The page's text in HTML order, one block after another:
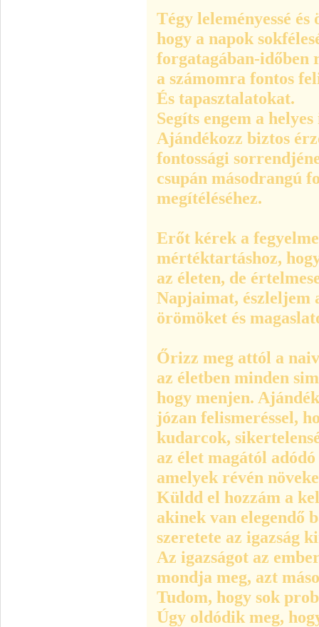
Tégy leleményessé és
hogy a napok
forgatagában-időben
a számomra fontos
És tapasztalatokat.
Segíts engem a
Ajándékozz biztos
fontossági
csupán másodrangú
megítéléséhez.
Erőt kérek a
mértéktartáshoz,
az életen, de
Napjaimat, észleljem
örömöket és
Őrizz meg attól a
az életben minden
hogy menjen.
józan felismeréssel,
kudarcok,
az élet magától
amelyek révén
Küldd el hozzám a
akinek van elegendő
szeretete az igazság
Az igazságot az
mondja meg, azt
Tudom, hogy sok
Úgy oldódik meg,